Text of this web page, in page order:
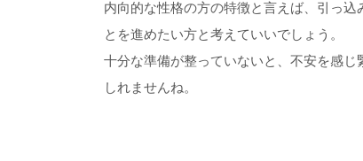
内向的な性格の方の特徴と言えば、引っ
とを進めたい方と考えていいでしょう。
十分な準備が整っていないと、不安を感
しれませんね。